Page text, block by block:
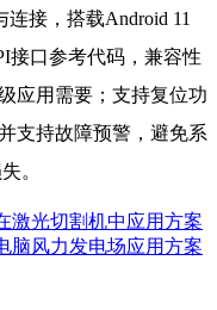
接，搭载Android 11
接口参考代码，兼容性
应用需要；支持复位功
支持故障预警，避免系
。
激光切割机中应用方案
脑风力发电场应用方案